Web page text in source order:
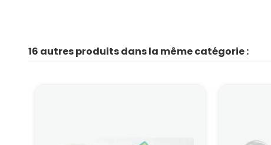
16 autres produits dans la même catégorie :